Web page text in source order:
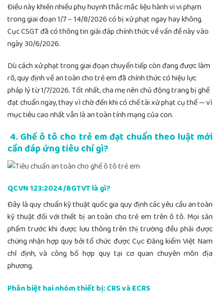
Điều này khiến nhiều phụ huynh thắc mắc liệu hành vi vi phạm
trong giai đoạn 1/7 – 14/8/2026 có bị xử phạt ngay hay không.
Cục CSGT đã có thông tin giải đáp chính thức về vấn đề này vào
ngày 30/6/2026.
Dù cách xử phạt trong giai đoạn chuyển tiếp còn đang được làm
rõ, quy định về an toàn cho trẻ em đã chính thức có hiệu lực
pháp lý từ 1/7/2026. Tốt nhất, cha mẹ nên chủ động trang bị ghế
đạt chuẩn ngay, thay vì chờ đến khi có chế tài xử phạt cụ thể — vì
mục tiêu cao nhất vẫn là an toàn tính mạng của con.
4. Ghế ô tô cho trẻ em đạt chuẩn theo luật mới
cần đáp ứng tiêu chí gì?
QCVN 123:2024/BGTVT là gì?
Đây là quy chuẩn kỹ thuật quốc gia quy định các yêu cầu an toàn
kỹ thuật đối với thiết bị an toàn cho trẻ em trên ô tô. Mọi sản
phẩm trước khi được lưu thông trên thị trường đều phải được
chứng nhận hợp quy bởi tổ chức được Cục Đăng kiểm Việt Nam
chỉ định, và công bố hợp quy tại cơ quan chuyên môn địa
phương.
Phân biệt hai nhóm thiết bị: CRS và ECRS